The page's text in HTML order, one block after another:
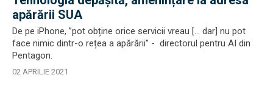
apărării SUA
De pe iPhone, ”pot obține orice servicii vreau [… dar] nu pot
face nimic dintr-o rețea a apărării” - directorul pentru AI din
Pentagon.
02 APRILIE 2021